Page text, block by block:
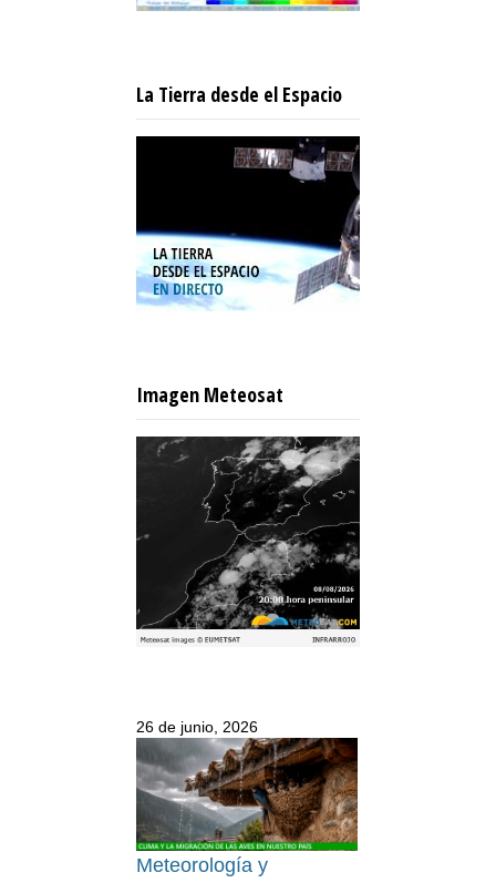
La Tierra desde el Espacio
Imagen Meteosat
26 de junio, 2026
Meteorología y